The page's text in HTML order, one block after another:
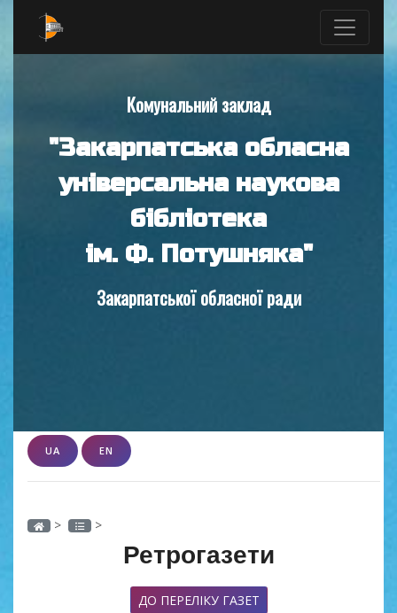
Комунальний заклад
"Закарпатська обласна
універсальна наукова
бібліотека
ім. Ф. Потушняка"
Закарпатської обласної ради
UA EN
> >
Ретрогазети
ДО ПЕРЕЛІКУ ГАЗЕТ